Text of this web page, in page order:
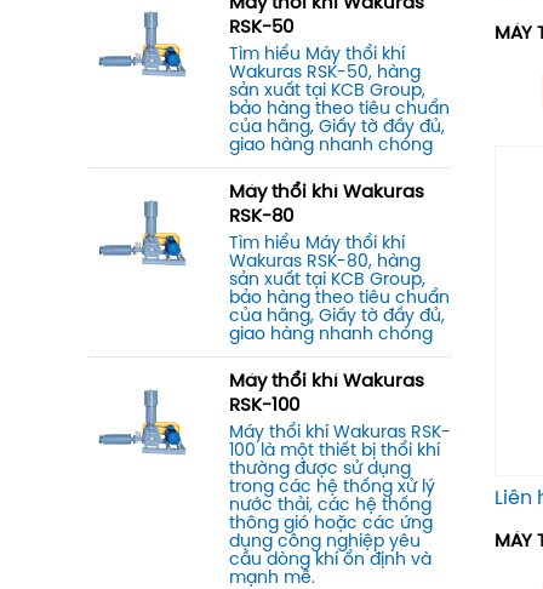
Máy Bơm Tsurumi SF
Bơm Nước Thải Tsurumi U
Bơm Nước Thải Tsurumi UT
Bơm Nước Biển Tsurumi TM
Bơm Nước Thải Cắt Rác C
Bơm Nước Thải Tsurumi Nghiền
Máy Bơm Nghiền Rác Tsurumi MG
Máy Bơm Chìm Tsurumi 1 Pha
(220V)
RSK-50
Tìm hiểu Máy thổi khí
Wakuras RSK-50, hàng
sản xuất tại KCB Group,
bảo hàng theo tiêu chuẩn
của hãng, Giấy tờ đầy đủ,
giao hàng nhanh chóng
Máy thổi khí Wakuras
RSK-80
Tìm hiểu Máy thổi khí
Wakuras RSK-80, hàng
sản xuất tại KCB Group,
bảo hàng theo tiêu chuẩn
của hãng, Giấy tờ đầy đủ,
giao hàng nhanh chóng
Máy thổi khí Wakuras
RSK-100
Máy thổi khí Wakuras RSK-
100 là một thiết bị thổi khí
thường được sử dụng
trong các hệ thống xử lý
nước thải, các hệ thống
thông gió hoặc các ứng
dụng công nghiệp yêu
cầu dòng khí ổn định và
mạnh mẽ.
MÁY
Liên
MÁY